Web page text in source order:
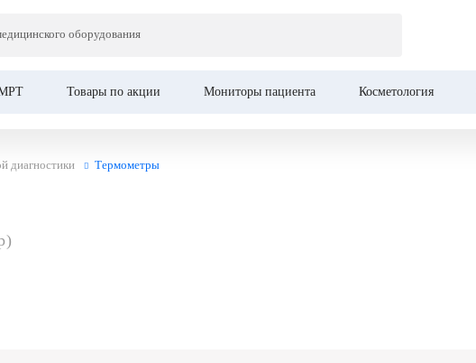
оборудования
Товары по акции Мониторы пациента Косметология
диагностики Термометры